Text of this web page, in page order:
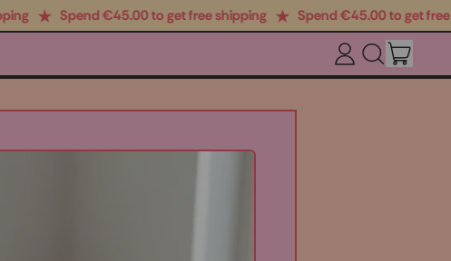
Spend €‎45.00 to get free shipping Spend €‎45.00 to get free
LOG
IN
SEARCH
OUR CART